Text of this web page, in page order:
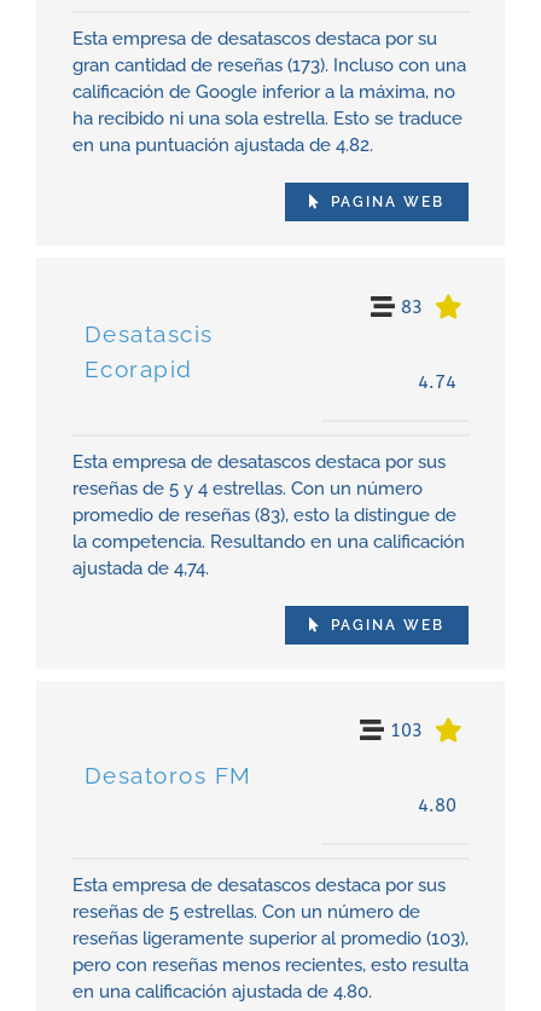
Esta empresa de desatascos destaca por su
gran cantidad de reseñas (173). Incluso con una
calificación de Google inferior a la máxima, no
ha recibido ni una sola estrella. Esto se traduce
en una puntuación ajustada de 4.82.
PAGINA WEB
Desatascis
Ecorapid
83
4.74
Esta empresa de desatascos destaca por sus
reseñas de 5 y 4 estrellas. Con un número
promedio de reseñas (83), esto la distingue de
la competencia. Resultando en una calificación
ajustada de 4,74.
PAGINA WEB
Desatoros FM
103
4.80
Esta empresa de desatascos destaca por sus
reseñas de 5 estrellas. Con un número de
reseñas ligeramente superior al promedio (103),
pero con reseñas menos recientes, esto resulta
en una calificación ajustada de 4.80.